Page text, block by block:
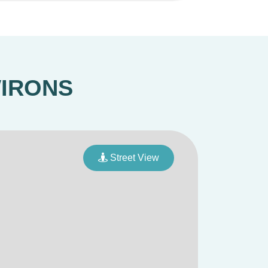
soirées d’été.
2026, avec réitération par acte
Street View